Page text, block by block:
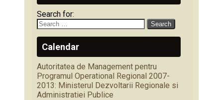
Search for:
Calendar
Autoritatea de Management pentru
Programul Operational Regional 2007-
2013: Ministerul Dezvoltarii Regionale si
Administratiei Publice